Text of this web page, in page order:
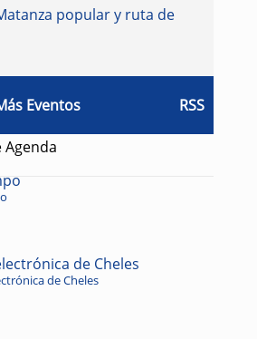
popular y ruta de
Eventos RSS
de Cheles
de Cheles